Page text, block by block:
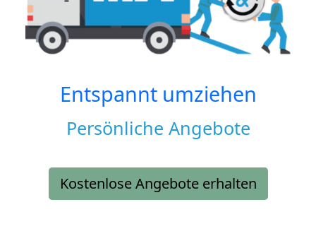
Entspannt umziehen
Persönliche Angebote
Kostenlose Angebote erhalten